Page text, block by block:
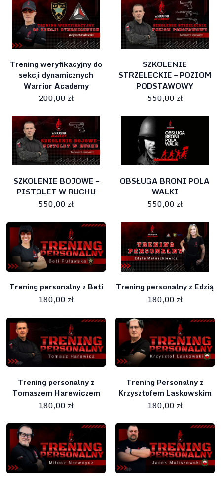
Trening weryfikacyjny do
sekcji dynamicznych
Warrior Academy
200,00 zł
SZKOLENIE
STRZELECKIE – POZIOM
PODSTAWOWY
550,00 zł
SZKOLENIE BOJOWE –
PISTOLET W RUCHU
550,00 zł
OBSŁUGA BRONI POLA
WALKI
550,00 zł
Trening personalny z Beti
180,00 zł
Trening personalny z Edzią
180,00 zł
Trening personalny z
Tomaszem Harewiczem
180,00 zł
Trening Personalny z
Krzysztofem Laskowskim
180,00 zł